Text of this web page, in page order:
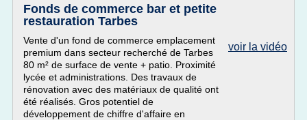
Fonds de commerce bar et petite
restauration Tarbes
voir la vidéo
Vente d'un fond de commerce emplacement
premium dans secteur recherché de Tarbes
80 m² de surface de vente + patio. Proximité
lycée et administrations. Des travaux de
rénovation avec des matériaux de qualité ont
été réalisés. Gros potentiel de
développement de chiffre d'affaire en